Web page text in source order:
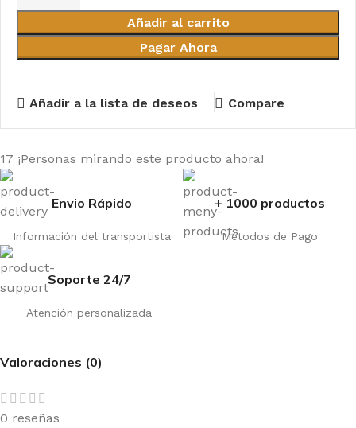
Añadir al carrito
Pagar Ahora
Añadir a la lista de deseos Compare
17 ¡Personas mirando este producto ahora!
Envio Rápido
Información del transportista
+ 1000 productos
Métodos de Pago
Soporte 24/7
Atención personalizada
Valoraciones (0)
0 reseñas
materiales